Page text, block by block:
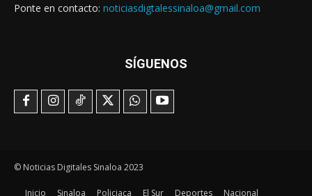
Ponte en contacto: noticiasdigtalessinaloa@gmail.com
SÍGUENOS
© Noticias Digitales Sinaloa 2023
Inicio Sinaloa Policiaca El Sur Deportes Nacional